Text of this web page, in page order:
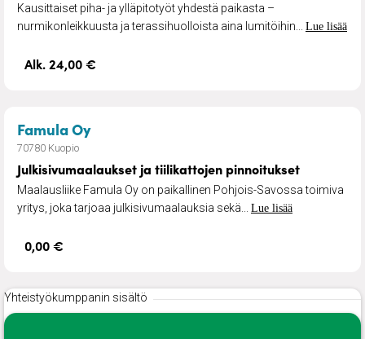
Kausittaiset piha- ja ylläpitotyöt yhdestä paikasta –
nurmikonleikkuusta ja terassihuolloista aina lumitöihin... Lue lisää
Alk. 24,00 €
Famula Oy– Julkisivumaalaukset ja tiilikattojen
70780 Kuopio
Julkisivumaalaukset ja tiilikattojen pinnoitukset
Maalausliike Famula Oy on paikallinen Pohjois-Savossa toimiva
yritys, joka tarjoaa julkisivumaalauksia sekä... Lue lisää
0,00 €
Yhteistyökumppanin sisältö